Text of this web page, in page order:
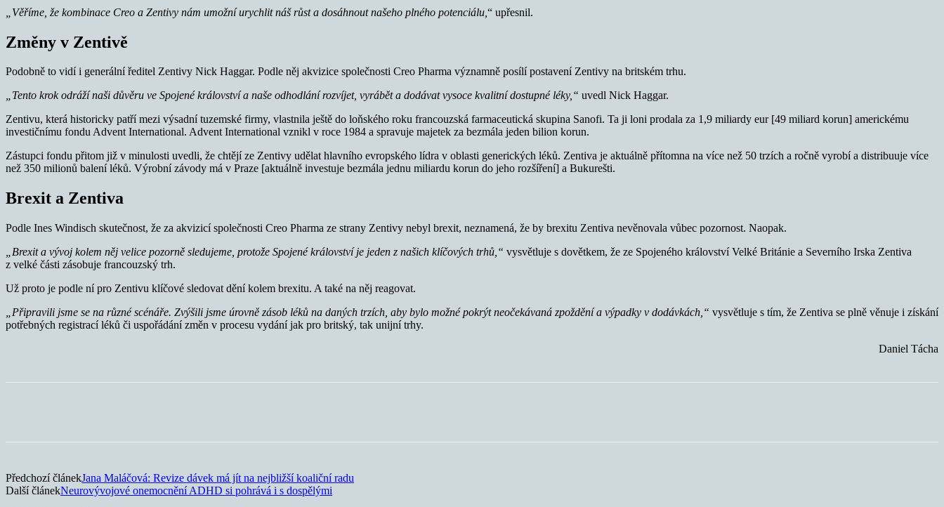
„Věříme, že kombinace Creo a Zentivy nám umožní urychlit náš růst a dosáhnout našeho plného potenciálu, “ upřesnil.
Změny v Zentivě
Podobně to vidí i generální ředitel Zentivy Nick Haggar. Podle něj akvizice společnosti Creo Pharma významně posílí postavení Zentivy na britském trhu.
„Tento krok odráží naši důvěru ve Spojené království a naše odhodlání rozvíjet, vyrábět a dodávat vysoce kvalitní dostupné léky,“ uvedl Nick Haggar.
Zentivu, která historicky patří mezi výsadní tuzemské firmy, vlastnila ještě do loňského roku francouzská farmaceutická skupina Sanofi. Ta ji loni prodala za 1,9 miliardy eur [49 miliard korun] americkému
investičnímu fondu Advent International. Advent International vznikl v roce 1984 a spravuje majetek za bezmála jeden bilion korun.
Zástupci fondu přitom již v minulosti uvedli, že chtějí ze Zentivy udělat hlavního evropského lídra v oblasti generických léků. Zentiva je aktuálně přítomna na více než 50 trzích a ročně vyrobí a distribuuje více
než 350 milionů balení léků. Výrobní závody má v Praze [aktuálně investuje bezmála jednu miliardu korun do jeho rozšíření] a Bukurešti.
Brexit a Zentiva
Podle Ines Windisch skutečnost, že za akvizicí společnosti Creo Pharma ze strany Zentivy nebyl brexit, neznamená, že by brexitu Zentiva nevěnovala vůbec pozornost. Naopak.
„Brexit a vývoj kolem něj velice pozorně sledujeme, protože Spojenékrálovství je jeden z našich klíčových trhů,“ vysvětluje s dovětkem, že ze Spojeného království Velké Británie a Severního Irska Zentiva
z velké části zásobuje francouzský trh.
Už proto je podle ní pro Zentivu klíčové sledovat dění kolem brexitu. A také na něj reagovat.
„Připravili jsme se na různé scénáře. Zvýšili jsme úrovně zásob léků na daných trzích, aby bylo možné pokrýt neočekávaná zpoždění a výpadky v dodávkách,“ vysvětluje s tím, že Zentiva se plně věnuje i získání
potřebných registrací léků či uspořádání změn v procesu vydání jak pro britský, tak unijní trhy.
Daniel Tácha
Předchozí článekJana Maláčová: Revize dávek má jít na nejbližší koaliční radu
Další článekNeurovývojové onemocnění ADHD si pohrává i s dospělými